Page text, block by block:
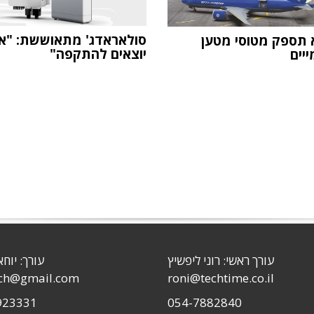
מטוסי מטען סולאראדג' מתאוששת:
יוצאים להתקפה"
עורך ראשי: רוני ליפשיץ
roni@techtime.co.il
054-7882840
עורך: